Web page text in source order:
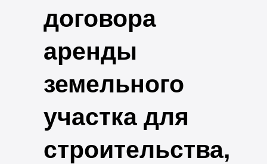
договора
аренды
земельного
участка для
строительства,